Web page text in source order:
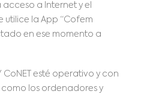
a Internet y el
utilice la App “Cofem
en ese momento a
CoNET esté operativo y con
los ordenadores y